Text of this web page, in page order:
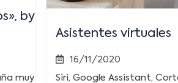
by
muy
Asistentes virtuales
16/11/2020
Siri, Google Assistant,